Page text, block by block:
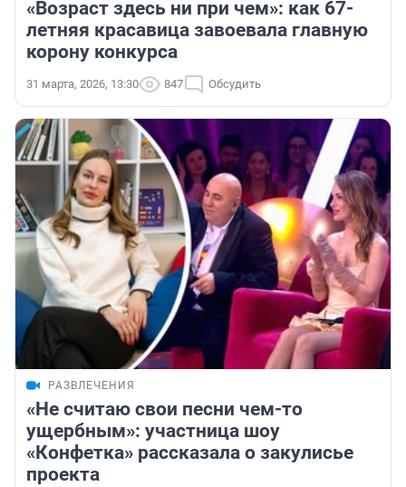
«Возраст здесь ни при чем»: как 67-
летняя красавица завоевала главную
корону конкурса
31 марта, 2026, 13:30 847 Обсудить
РАЗВЛЕЧЕНИЯ
«Не считаю свои песни чем-то
ущербным»: участница шоу
«Конфетка» рассказала о закулисье
проекта